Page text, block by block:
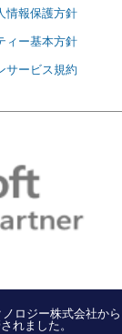
情報保護方針
ィー基本方針
サービス規約
ロジー株式会社から
れました。